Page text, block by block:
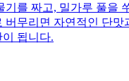
기를 짜고, 밀가루 풀을
버무리면 자연적인 단맛
됩니다.